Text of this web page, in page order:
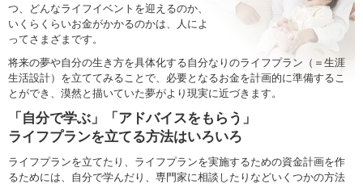
つ、どんなライフイベントを迎えるのか、
いくらくらいお金がかかるのかは、人によ
ってさまざまです。
将来の夢や自分の生き方を具体化する自分なりのライフプラン（＝生涯
生活設計）を立ててみることで、必要となるお金を計画的に準備するこ
とができ、漠然と描いていた夢がより現実に近づきます。
「自分で学ぶ」「アドバイスをもらう」
ライフプランを立てる方法はいろいろ
ライフプランを立てたり、ライフプランを実施するための資金計画を作
るためには、自分で学んだり、専門家に相談したりなどいくつかの方法